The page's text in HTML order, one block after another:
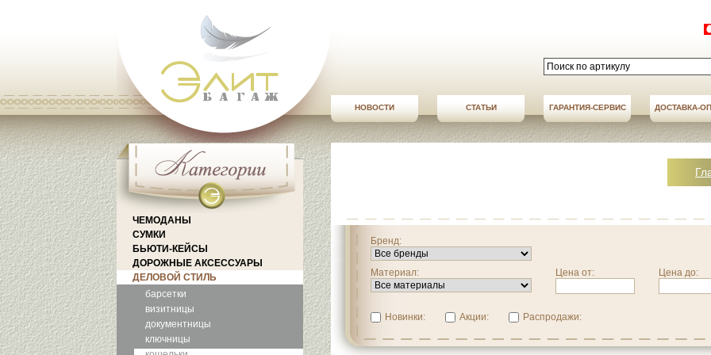
АКЦИИ НОВОСТИ ДОСТАВКА-
НОВОСТИ СТАТЬИ ГАРАНТИЯ-СЕРВИС ДОСТАВКА-
ЧЕМОДАНЫ
СУМКИ
БЬЮТИ-КЕЙСЫ
ДОРОЖНЫЕ АКСЕССУАРЫ
ДЕЛОВОЙ СТИЛЬ
барсетки
визитницы
документницы
ключницы
Бренд:
Материал: Цена от: Цена до:
Новинки: Акции: Распродажи: